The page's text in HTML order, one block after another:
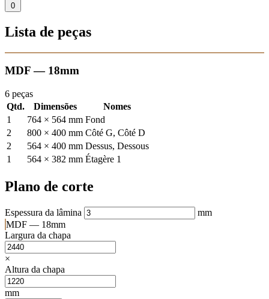
0
Lista de peças
MDF — 18mm
6 peças
Qtd.
Dimensões
Nomes
1
764 × 564 mm Fond
2
800 × 400 mm Côté G, Côté D
2
564 × 400 mm Dessus, Dessous
1
564 × 382 mm Étagère 1
Plano de corte
Espessura da lâmina
mm
MDF — 18mm
Largura da chapa
×
Altura da chapa
mm